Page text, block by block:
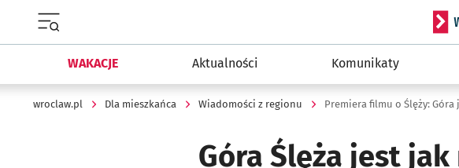
WAKACJE Aktualności Komunikaty
wroclaw.pl Dla mieszkańca Wiadomości z regionu Premiera filmu o Ślęży: Góra
Góra Ślęża jest